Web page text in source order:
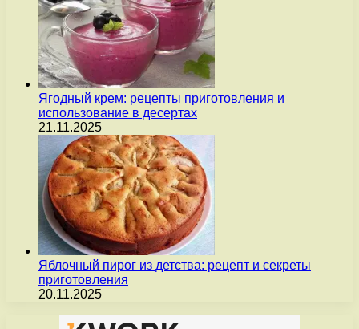
Ягодный крем: рецепты приготовления и
использование в десертах
21.11.2025
Яблочный пирог из детства: рецепт и секреты
приготовления
20.11.2025